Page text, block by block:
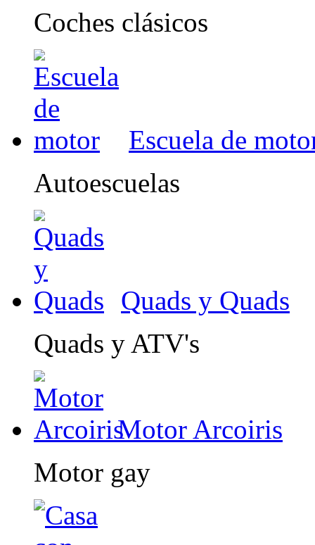
Coches clásicos
Escuela de
Autoescuelas
Quads y Quads
Quads y ATV's
Motor Arcoiris
Motor gay